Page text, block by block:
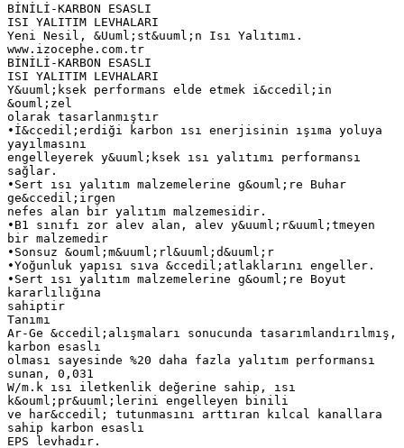
BİNİLİ-KARBON ESASLI
ISI YALITIM LEVHALARI
Yeni Nesil, &Uuml;st&uuml;n Isı Yalıtımı.
www.izocephe.com.tr
BİNİLİ-KARBON ESASLI
ISI YALITIM LEVHALARI
Y&uuml;ksek performans elde etmek i&ccedil;in
&ouml;zel
olarak tasarlanmıştır
•İ&ccedil;erdiği karbon ısı enerjisinin ışıma yoluya
yayılmasını
engelleyerek y&uuml;ksek ısı yalıtımı performansı
sağlar.
•Sert ısı yalıtım malzemelerine g&ouml;re Buhar
ge&ccedil;irgen
nefes alan bir yalıtım malzemesidir.
•B1 sınıfı zor alev alan, alev y&uuml;r&uuml;tmeyen
bir malzemedir
•Sonsuz &ouml;m&uuml;rl&uuml;d&uuml;r
•Yoğunluk yapısı sıva &ccedil;atlaklarını engeller.
•Sert ısı yalıtım malzemelerine g&ouml;re Boyut
kararlılığına
sahiptir
Tanımı
Ar-Ge &ccedil;alışmaları sonucunda tasarımlandırılmış,
karbon esaslı
olması sayesinde %20 daha fazla yalıtım performansı
sunan, 0,031
W/m.k ısı iletkenlik değerine sahip, ısı
k&ouml;pr&uuml;lerini engelleyen binili
ve har&ccedil; tutunmasını arttıran kılcal kanallara
sahip karbon esaslı
EPS levhadır.